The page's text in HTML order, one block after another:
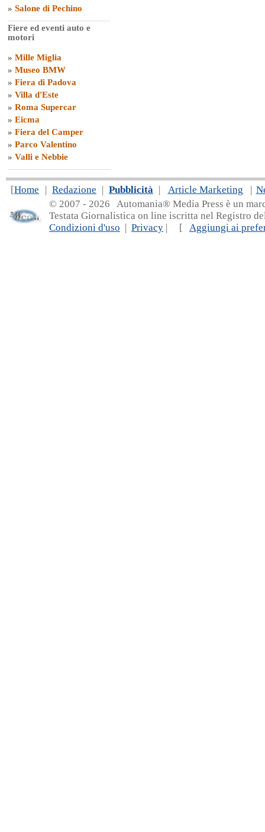
» Salone di Pechino
Fiere ed eventi auto e
motori
» Mille Miglia
» Museo BMW
» Fiera di Padova
» Villa d'Este
» Roma Supercar
» Eicma
» Fiera del Camper
» Parco Valentino
» Valli e Nebbie
[Home | Redazione | Pubblicità | Article Marketing |
© 2007 - 2026 Automania® Media Press è un
Testata Giornalistica on line iscritta nel Registro
Condizioni d'uso | Privacy | [ Aggiungi ai